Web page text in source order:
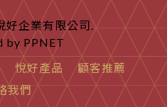
企業有限公司.
by PPNET
悅好產品
顧客推薦
我們